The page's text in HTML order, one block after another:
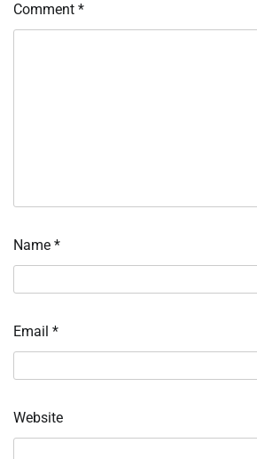
Comment *
Name *
Email *
Website